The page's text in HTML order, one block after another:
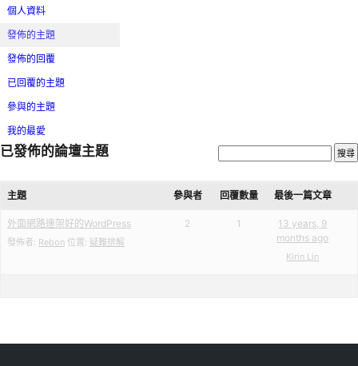
個人資料
發佈的主題
發佈的回覆
已回覆的主題
參與的主題
我的最愛
已發佈的論壇主題
主題 參與者 回覆數量 最後一篇文章
外面網路連架好的WordPress
發佈者: Rebon 位置: 疑難排解
2 1
13 years, 9
months ago
Kirin Lin